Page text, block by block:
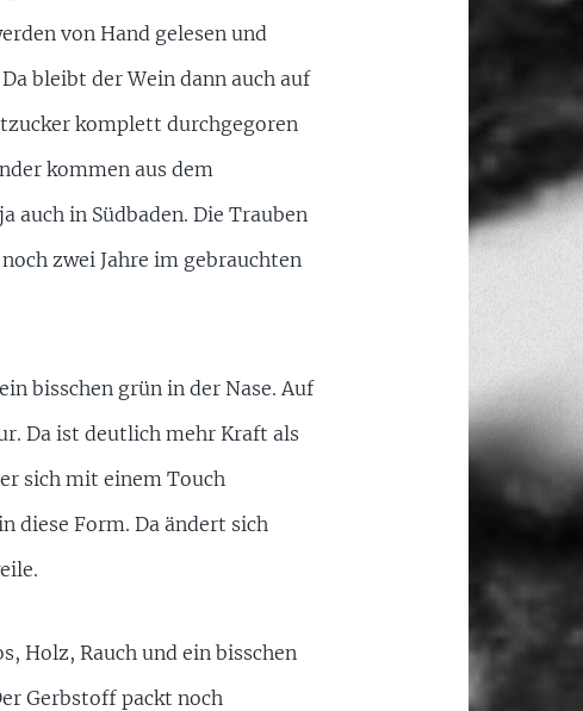
von Hand gelesen und
bleibt der Wein dann auch auf
komplett durchgegoren
kommen aus dem
auch in Südbaden. Die Trauben
zwei Jahre im gebrauchten
bisschen grün in der Nase. Auf
Da ist deutlich mehr Kraft als
sich mit einem Touch
diese Form. Da ändert sich
Holz, Rauch und ein bisschen
Gerbstoff packt noch